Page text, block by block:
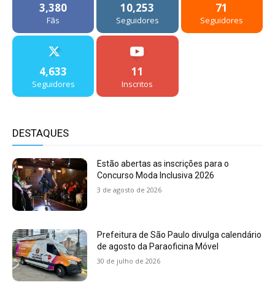
3,380
Fãs
10,253
Seguidores
71
Seguidores
4,633
Seguidores
11
Inscritos
DESTAQUES
Estão abertas as inscrições para o
Concurso Moda Inclusiva 2026
3 de agosto de 2026
Prefeitura de São Paulo divulga calendário
de agosto da Paraoficina Móvel
30 de julho de 2026